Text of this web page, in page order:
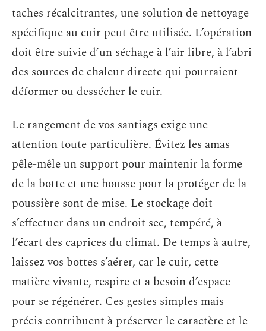
taches récalcitrantes, une solution de nettoyage
spécifique au cuir peut être utilisée. L’opération
doit être suivie d’un séchage à l’air libre, à l’abri
des sources de chaleur directe qui pourraient
déformer ou dessécher le cuir.
Le rangement de vos santiags exige une
attention toute particulière. Évitez les amas
pêle-mêle un support pour maintenir la forme
de la botte et une housse pour la protéger de la
poussière sont de mise. Le stockage doit
s’effectuer dans un endroit sec, tempéré, à
l’écart des caprices du climat. De temps à autre,
laissez vos bottes s’aérer, car le cuir, cette
matière vivante, respire et a besoin d’espace
pour se régénérer. Ces gestes simples mais
précis contribuent à préserver le caractère et le